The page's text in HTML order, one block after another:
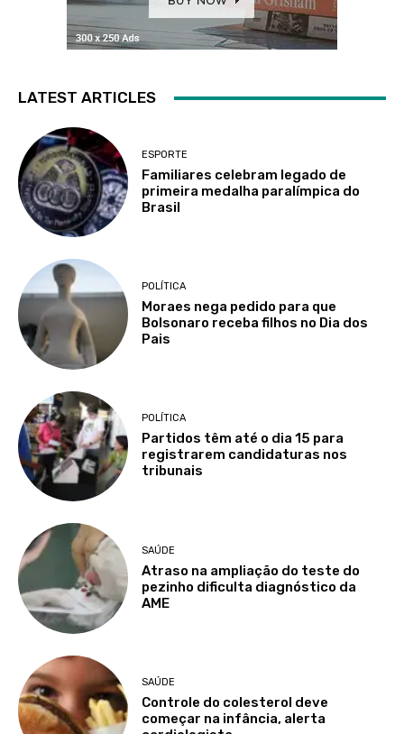
LATEST ARTICLES
ESPORTE
Familiares celebram legado de
primeira medalha paralímpica do
Brasil
POLÍTICA
Moraes nega pedido para que
Bolsonaro receba filhos no Dia dos
Pais
POLÍTICA
Partidos têm até o dia 15 para
registrarem candidaturas nos
tribunais
SAÚDE
Atraso na ampliação do teste do
pezinho dificulta diagnóstico da
AME
SAÚDE
Controle do colesterol deve
começar na infância, alerta